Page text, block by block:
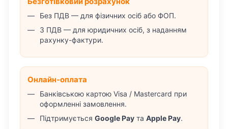
Без ПДВ — для фізичних осіб або ФОП.
З ПДВ — для юридичних осіб, з наданням
рахунку-фактури.
Онлайн-оплата
Банківською картою Visa / Mastercard при
оформленні замовлення.
Підтримується Google Pay та Apple Pay.